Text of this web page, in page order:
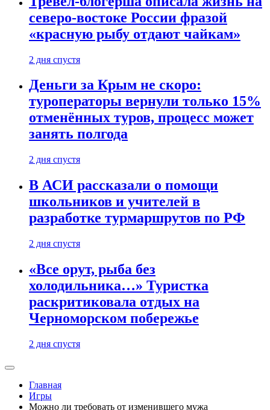
северо-востоке России фразой
«красную рыбу отдают чайкам»
2 дня спустя
Деньги за Крым не скоро:
туроператоры вернули только 15%
отменённых туров, процесс может
занять полгода
2 дня спустя
В АСИ рассказали о помощи
школьников и учителей в
разработке турмаршрутов по РФ
2 дня спустя
«Все орут, рыба без
холодильника…» Туристка
раскритиковала отдых на
Черноморском побережье
2 дня спустя
Главная
Игры
Можно ли требовать от изменившего мужа